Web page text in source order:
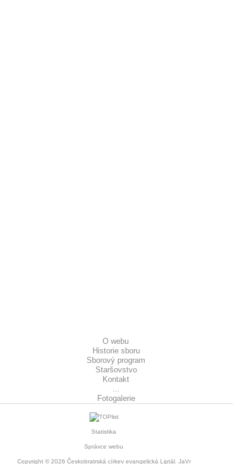
O webu
Historie sboru
Sborový program
Staršovstvo
Kontakt
Fotogalerie
Statistika
Správce webu
Copyright © 2026 Českobratrská církev evangelická Liptál. JaVr